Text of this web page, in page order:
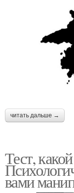
читать дальше →
Тест,
вами